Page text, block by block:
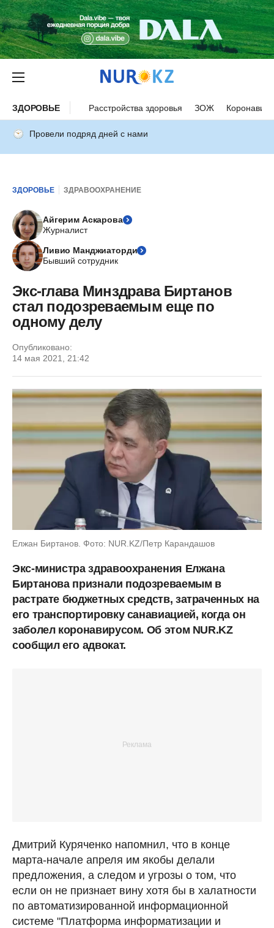
ЗДОРОВЬЕ Расстройства здоровья ЗОЖ
Провели подряд дней с нами
ЗДОРОВЬЕ ЗДРАВООХРАНЕНИЕ
Айгерим Аскарова
Журналист
Ливио Манджиаторди
Бывший сотрудник
Экс-глава Минздрава Биртанов
стал подозреваемым еще по
одному делу
Опубликовано:
14 мая 2021, 21:42
Елжан Биртанов. Фото: NUR.KZ/Петр Карандашов
Экс-министра здравоохранения Елжана
Биртанова признали подозреваемым в
растрате бюджетных средств, затраченных на
его транспортировку санавиацией, когда он
заболел коронавирусом. Об этом NUR.KZ
сообщил его адвокат.
Дмитрий Куряченко напомнил, что в конце
марта-начале апреля им якобы делали
предложения, а следом и угрозы о том, что
если он не признает вину хотя бы в халатности
по автоматизированной информационной
системе "Платформа информатизации и